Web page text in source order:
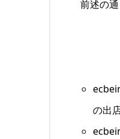
前述の
の出